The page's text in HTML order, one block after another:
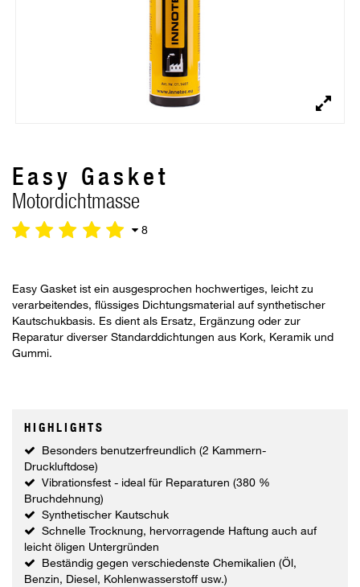
Easy Gasket
Motordichtmasse
8
Easy Gasket ist ein ausgesprochen hochwertiges, leicht zu
verarbeitendes, flüssiges Dichtungsmaterial auf synthetischer
Kautschukbasis. Es dient als Ersatz, Ergänzung oder zur
Reparatur diverser Standarddichtungen aus Kork, Keramik und
Gummi.
HIGHLIGHTS
Besonders benutzerfreundlich (2 Kammern-
Druckluftdose)
Vibrationsfest - ideal für Reparaturen (380 %
Bruchdehnung)
Synthetischer Kautschuk
Schnelle Trocknung, hervorragende Haftung auch auf
leicht öligen Untergründen
Beständig gegen verschiedenste Chemikalien (Öl,
Benzin, Diesel, Kohlenwasserstoff usw.)